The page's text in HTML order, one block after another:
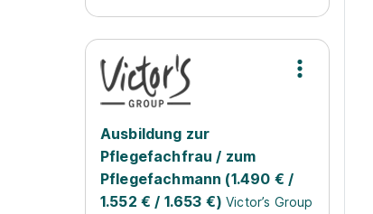
Ausbildung zur
Pflegefachfrau / zum
Pflegefachmann (1.490 € /
1.552 € / 1.653 €) Victor’s Group